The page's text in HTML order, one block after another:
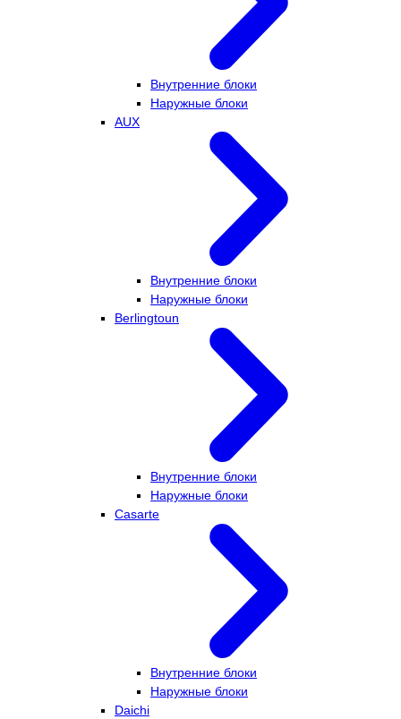
Внутренние блоки
Наружные блоки
AUX
Внутренние блоки
Наружные блоки
Berlingtoun
Внутренние блоки
Наружные блоки
Casarte
Внутренние блоки
Наружные блоки
Daichi